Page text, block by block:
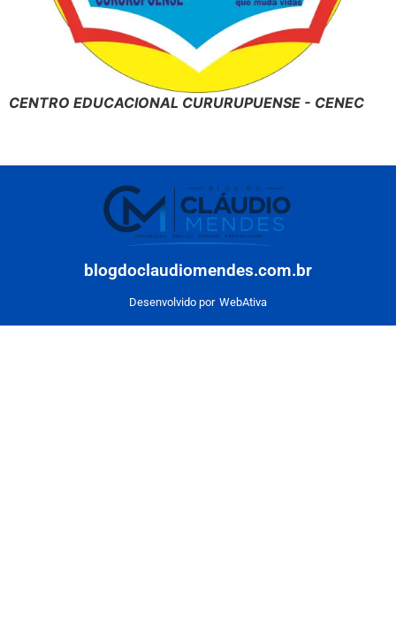
CENTRO EDUCACIONAL CURURUPUENSE - CENEC
blogdoclaudiomendes.com.br
Desenvolvido por WebAtiva